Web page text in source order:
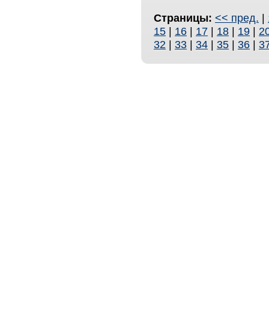
Страницы: << пред. |
15 | 16 | 17 | 18 | 19 |
32 | 33 | 34 | 35 | 36 |